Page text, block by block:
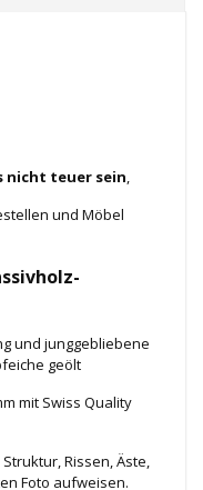
nicht teuer sein
und Möbel
und junggebliebene
geölt
mit Swiss Quality
Rissen, Äste,
Foto aufweisen.